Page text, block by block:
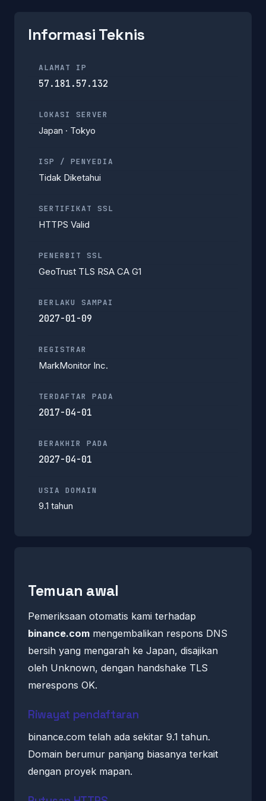
Informasi Teknis
ALAMAT IP
57.181.57.132
LOKASI SERVER
Japan · Tokyo
ISP / PENYEDIA
Tidak Diketahui
SERTIFIKAT SSL
HTTPS Valid
PENERBIT SSL
GeoTrust TLS RSA CA G1
BERLAKU SAMPAI
2027-01-09
REGISTRAR
MarkMonitor Inc.
TERDAFTAR PADA
2017-04-01
BERAKHIR PADA
2027-04-01
USIA DOMAIN
9.1 tahun
Temuan awal
Pemeriksaan otomatis kami terhadap
binance.com mengembalikan respons DNS
bersih yang mengarah ke Japan, disajikan
oleh Unknown, dengan handshake TLS
merespons OK.
Riwayat pendaftaran
binance.com telah ada sekitar 9.1 tahun.
Domain berumur panjang biasanya terkait
dengan proyek mapan.